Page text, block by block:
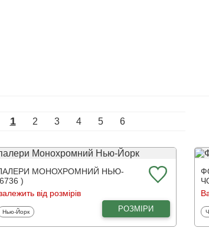
1 2 3 4 5 6
МОНОХРОМНИЙ НЬЮ-
)
від розмірів
Фотошпалери
Нью-Йорк РОЗМІРИ